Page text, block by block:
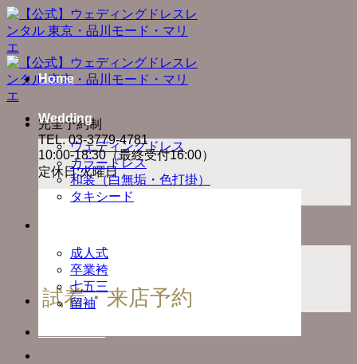
Skip
to
content
完全予約制
TEL. 03-3779-4781
10:00-18:30（最終受付16:00）
定休日:火曜日
試着・来店予約
Home
Wedding
ウェディングドレス
カラードレス
和装（白無垢・色打掛）
タキシード
成人式
卒業袴
七五三
留袖